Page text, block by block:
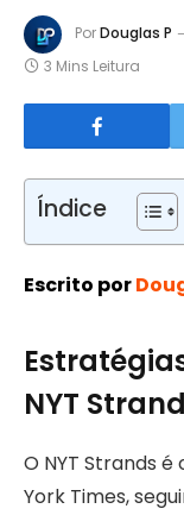
PorDouglas P
3 Mins Leitura
Índice
Escrito por
NYT
O NYT Strands
York Times,